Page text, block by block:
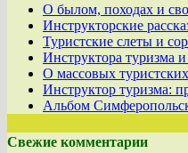
О былом, походах и
Инструкторские
Туристские слеты и
Инструктора туризма
О массовых
Инструктор туризма:
Альбом
Свежие комментарии